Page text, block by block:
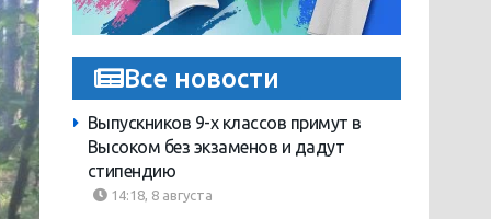
Все новости
Выпускников 9-х классов примут в
Высоком без экзаменов и дадут
стипендию
14:18, 8 августа